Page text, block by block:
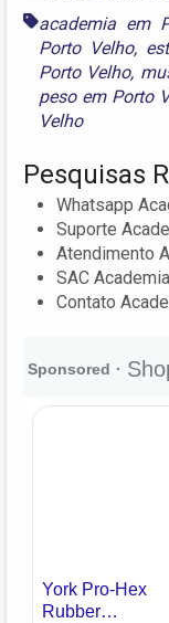
academia em
Porto Velho,
Porto Velho,
peso em Porto
Velho
Pesquisas
Whatsapp
Suporte
Atendimento
SAC
Contato